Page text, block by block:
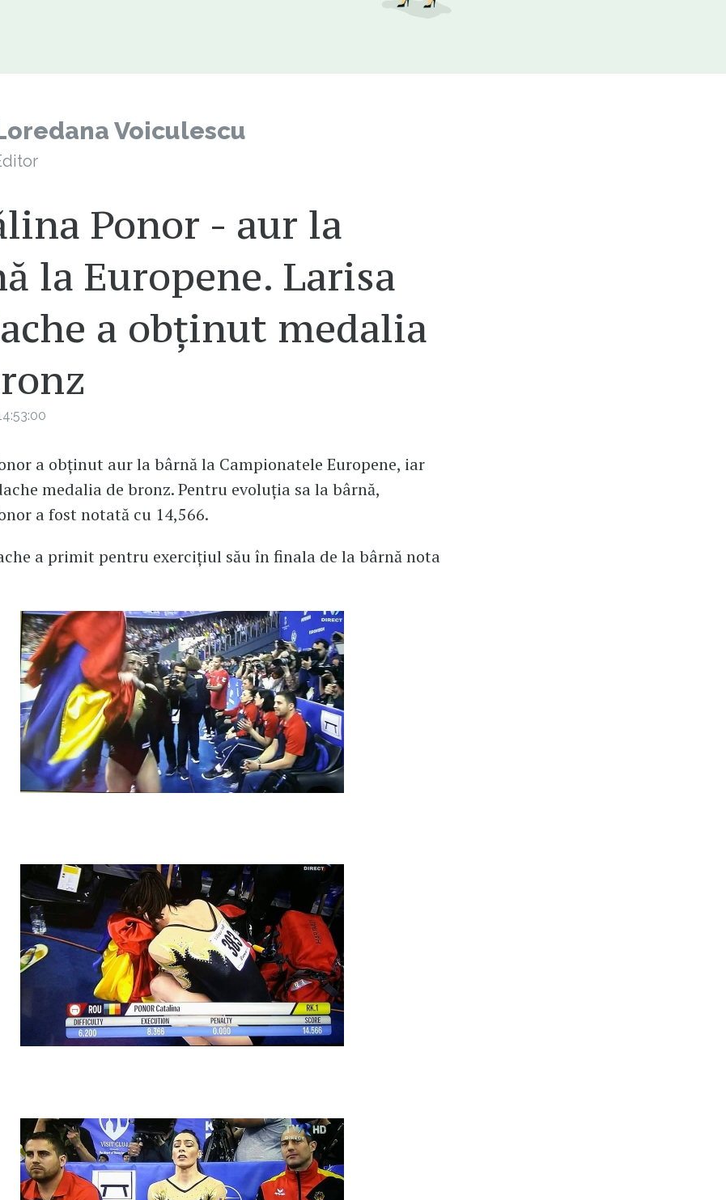
Voiculescu
Ponor - aur la
la Europene. Larisa
a obținut medalia
a obținut aur la bârnă la Campionatele Europene, iar
medalia de bronz. Pentru evoluția sa la bârnă,
a fost notată cu 14,566.
a primit pentru exercițiul său în finala de la bârnă nota